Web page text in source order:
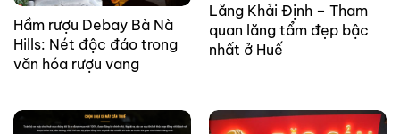
Hầm rượu Debay Bà Nà
Hills: Nét độc đáo trong
văn hóa rượu vang
Lăng Khải Định – Tham
quan lăng tẩm đẹp bậc
nhất ở Huế